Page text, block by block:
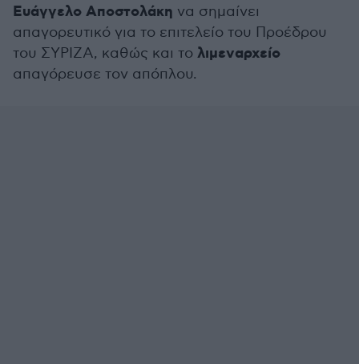
Ευάγγελο Αποστολάκη να σημαίνει
απαγορευτικό για το επιτελείο του Προέδρου
του ΣΥΡΙΖΑ, καθώς και το λιμεναρχείο
απαγόρευσε τον απόπλου.